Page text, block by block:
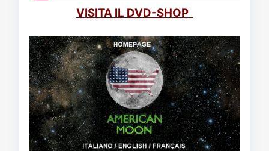
VISITA IL DVD-SHOP